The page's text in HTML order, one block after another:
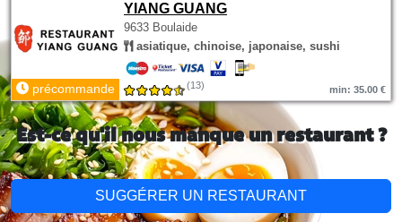
YIANG GUANG
9633 Boulaide
asiatique, chinoise, japonaise, sushi
précommande (13) min: 35.00 €
Est-ce qu'il nous manque un restaurant ?
SUGGÉRER UN RESTAURANT